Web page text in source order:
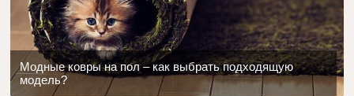
Модные ковры на пол – как выбрать подходящую
модель?